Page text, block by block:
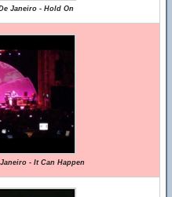
Janeiro - Hold On
- It Can Happen